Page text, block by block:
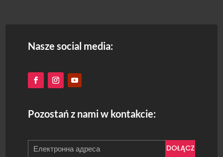
Nasze social media:
Pozostań z nami w kontakcie:
DOŁĄCZ